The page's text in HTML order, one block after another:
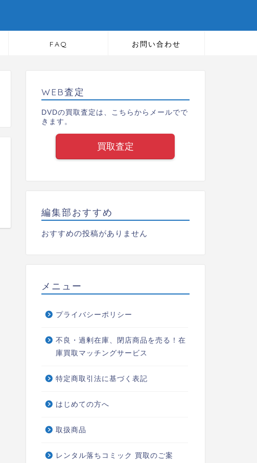
FAQ お問い合わせ
WEB査定
DVDの買取査定は、こちらからメールでで
きます。
買取査定
編集部おすすめ
おすすめの投稿がありません
メニュー
プライバシーポリシー
不良・過剰在庫、閉店商品を売る！在
庫買取マッチングサービス
特定商取引法に基づく表記
はじめての方へ
取扱商品
レンタル落ちコミック 買取のご案